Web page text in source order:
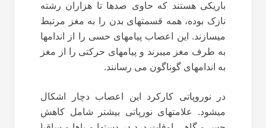
باریکی هستند که حاوی صدها تا هزاران رشته
نازک بوده، همه قسمت‏های بدن را به مغز مرتبط
می‏سازند. این اعصاب پیام‏های حسی را از اندام‏ها
به طرف مغز می‏برند و پیام‏های حرکتی را از مغز
به اندام‏های گوناگون می‏ رسانند.
در نوروپاتی کارکرد این اعصاب دچار اشکال
می‏شود. علامت‏های نورپاتی بیشتر شامل کاهش